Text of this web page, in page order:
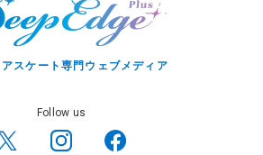
スケート専門ウェブメディア
Follow us